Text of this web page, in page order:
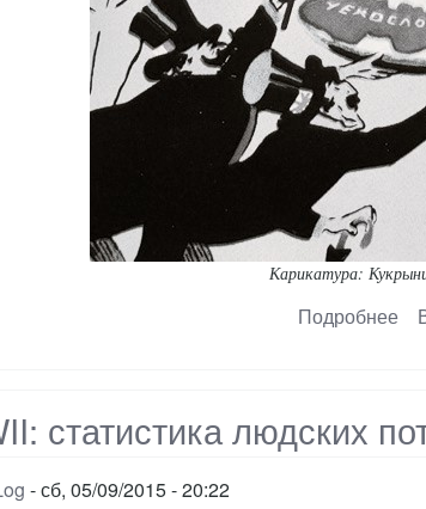
Карикатура:
Подробнее
статистика людских
сб, 05/09/2015 - 20:22